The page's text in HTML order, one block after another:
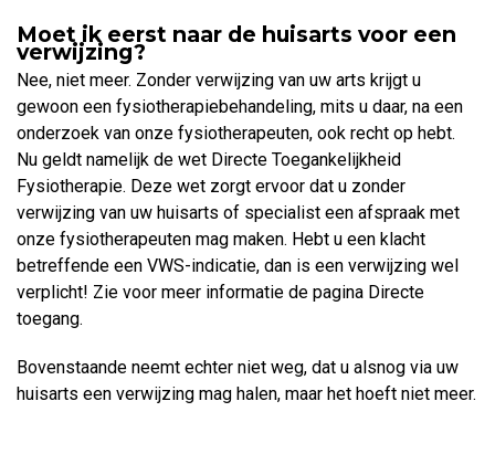
Moet ik eerst naar de huisarts voor een
verwijzing?
Nee, niet meer. Zonder verwijzing van uw arts krijgt u
gewoon een fysiotherapiebehandeling, mits u daar, na een
onderzoek van onze fysiotherapeuten, ook recht op hebt.
Nu geldt namelijk de wet Directe Toegankelijkheid
Fysiotherapie. Deze wet zorgt ervoor dat u zonder
verwijzing van uw huisarts of specialist een afspraak met
onze fysiotherapeuten mag maken. Hebt u een klacht
betreffende een VWS-indicatie, dan is een verwijzing wel
verplicht! Zie voor meer informatie de pagina Directe
toegang.
Bovenstaande neemt echter niet weg, dat u alsnog via uw
huisarts een verwijzing mag halen, maar het hoeft niet meer.